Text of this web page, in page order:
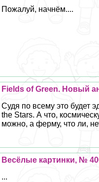
Пожалуй, начнём....
Fields of Green. Новый
Судя по всему это будет
the Stars. А что,
можно, а ферму, что ли,
Весёлые картинки, №
...